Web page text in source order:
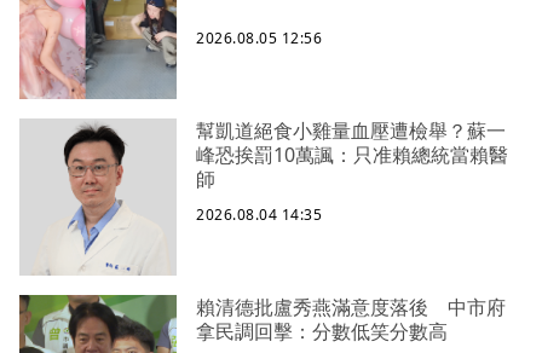
2026.08.05 12:56
幫凱道絕食小雞量血壓遭檢舉？蘇一
峰恐挨罰10萬諷：只准賴總統當賴醫
師
2026.08.04 14:35
賴清德批盧秀燕滿意度落後 中市府
拿民調回擊：分數低笑分數高